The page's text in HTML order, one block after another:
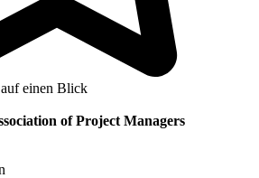
einen Blick
of Project Managers